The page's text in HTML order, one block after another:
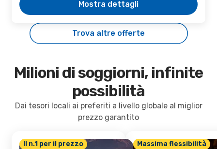
Mostra dettagli
Trova altre offerte
Milioni di soggiorni, infinite
possibilità
Dai tesori locali ai preferiti a livello globale al miglior
prezzo garantito
Il n.1 per il prezzo Massima flessibilità